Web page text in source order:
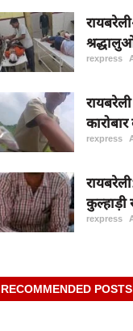
rexpress
rexpress
कुल्हाड़ी
rexpress
RECOMMENDED POSTS